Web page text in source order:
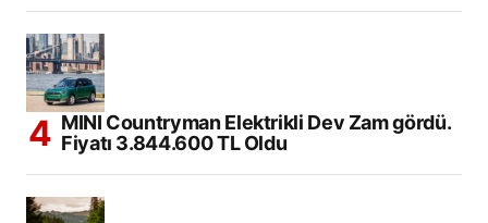
MINI Countryman Elektrikli Dev Zam gördü.
Fiyatı 3.844.600 TL Oldu